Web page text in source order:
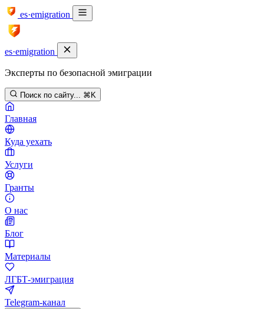
es·emigration
es·emigration
Эксперты по безопасной эмиграции
Поиск по сайту... ⌘K
Главная
Куда уехать
Услуги
Гранты
О нас
Блог
Материалы
ЛГБТ-эмиграция
Telegram-канал